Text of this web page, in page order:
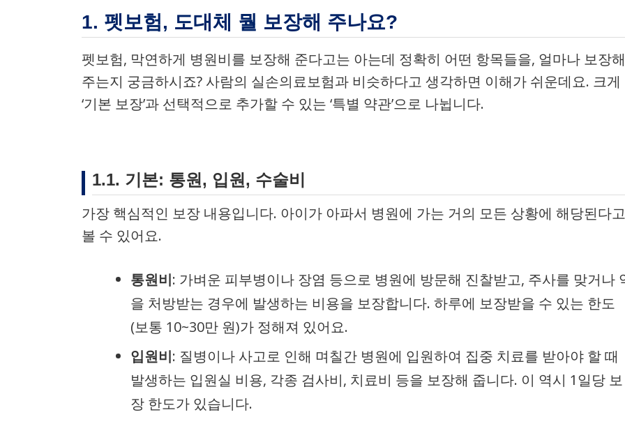
1. 펫보험, 도대체 뭘 보장해 주나요?
펫보험, 막연하게 병원비를 보장해 준다고는 아는데 정확히 어떤 항목들을, 얼마나 보장해
주는지 궁금하시죠? 사람의 실손의료보험과 비슷하다고 생각하면 이해가 쉬운데요. 크게
‘기본 보장’과 선택적으로 추가할 수 있는 ‘특별 약관’으로 나뉩니다.
1.1. 기본: 통원, 입원, 수술비
가장 핵심적인 보장 내용입니다. 아이가 아파서 병원에 가는 거의 모든 상황에 해당된다고
볼 수 있어요.
통원비: 가벼운 피부병이나 장염 등으로 병원에 방문해 진찰받고, 주사를 맞거나
을 처방받는 경우에 발생하는 비용을 보장합니다. 하루에 보장받을 수 있는 한도
(보통 10~30만 원)가 정해져 있어요.
입원비: 질병이나 사고로 인해 며칠간 병원에 입원하여 집중 치료를 받아야 할 때
발생하는 입원실 비용, 각종 검사비, 치료비 등을 보장해 줍니다. 이 역시 1일당 보
장 한도가 있습니다.